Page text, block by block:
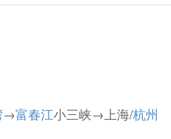
→富春江小三峡→上海/杭州